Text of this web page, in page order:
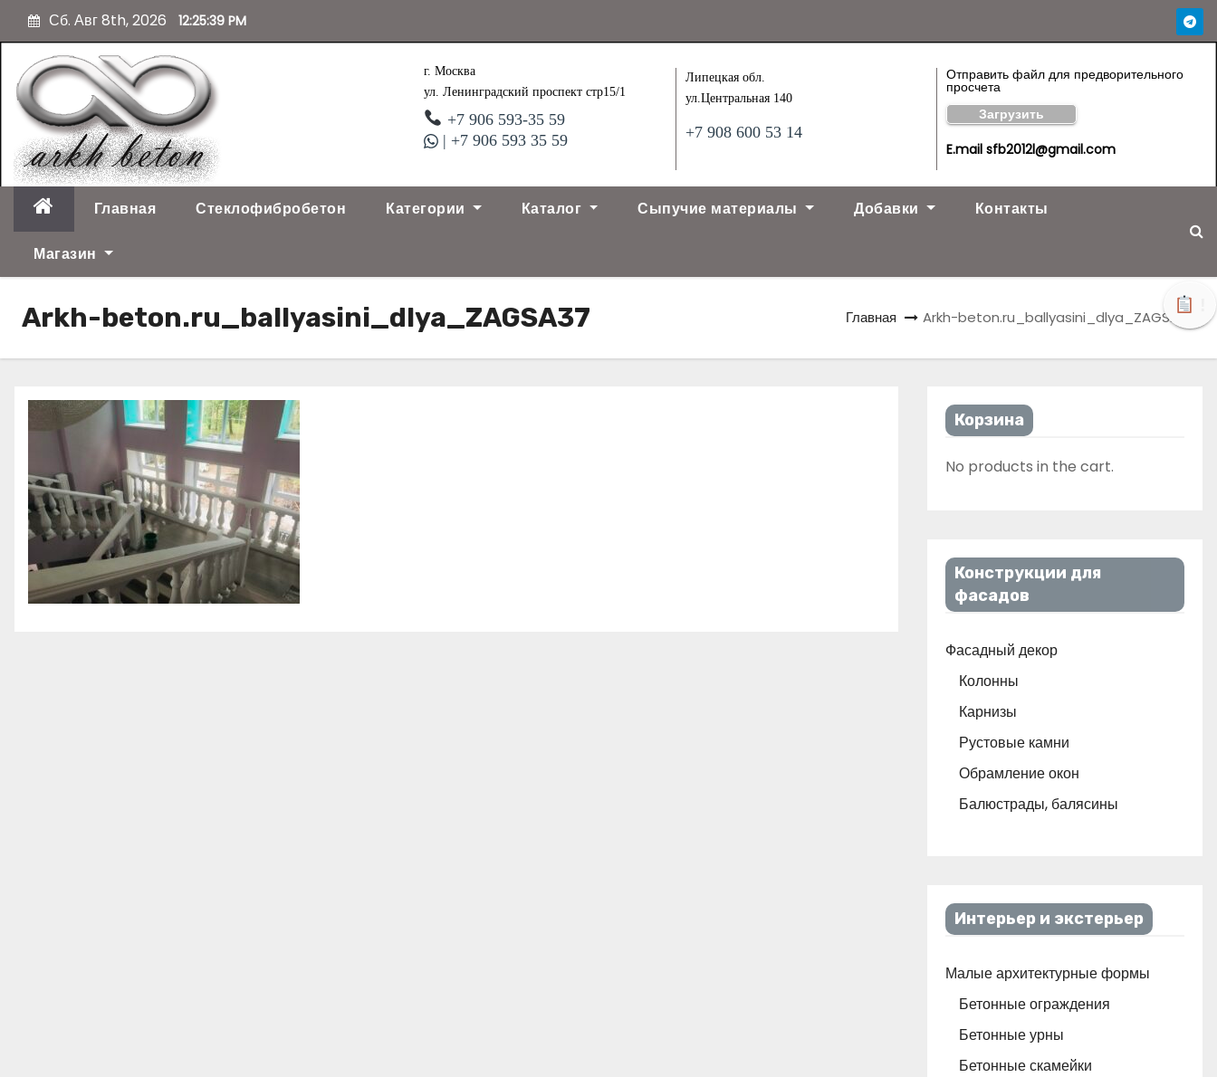
с
о
Сб. Авг 8th, 2026 12:25:40 PM
г. Москва
ул. Ленинградский проспект стр15/1
+7 906 593-35 59
| +7 906 593 35 59
Липецкая обл.
ул.Центральная 140
+7 908 600 53 14
Отправить файл для предворительного
просчета
Загрузить
E.mail sfb2012l@gmail.com
Главная Стеклофибробетон Категории Каталог Сыпучие материалы Добавки Контакты
Магазин
Arkh-beton.ru_ballyasini_dlya_ZAGSA37 Главная Arkh-beton.ru_ballyasini_dlya_ZAGSA37
Корзина
No products in the cart.
Конструкции для
фасадов
Фасадный декор
Колонны
Карнизы
Рустовые камни
Обрамление окон
Балюстрады, балясины
Интерьер и экстерьер
Малые архитектурные формы
Бетонные ограждения
Бетонные урны
Бетонные скамейки